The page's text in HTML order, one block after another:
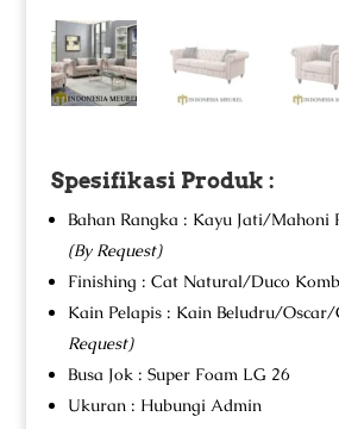
Spesifikasi Produk :
Bahan Rangka : Kayu Jati/Mahoni
(By Request)
Finishing : Cat Natural/Duco
Kain Pelapis : Kain Beludru/Oscar/
Request)
Busa Jok : Super Foam LG 26
Ukuran : Hubungi Admin